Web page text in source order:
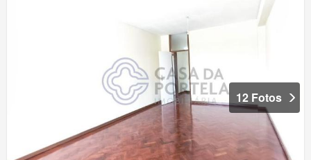
12 Fotos